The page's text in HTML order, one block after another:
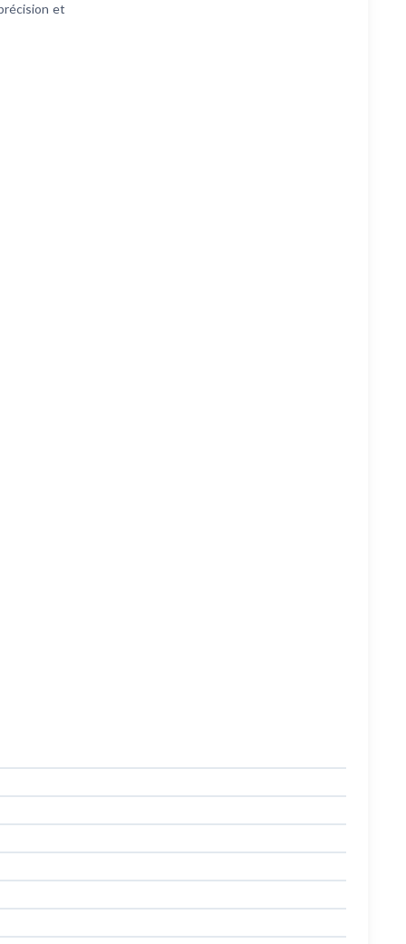
et